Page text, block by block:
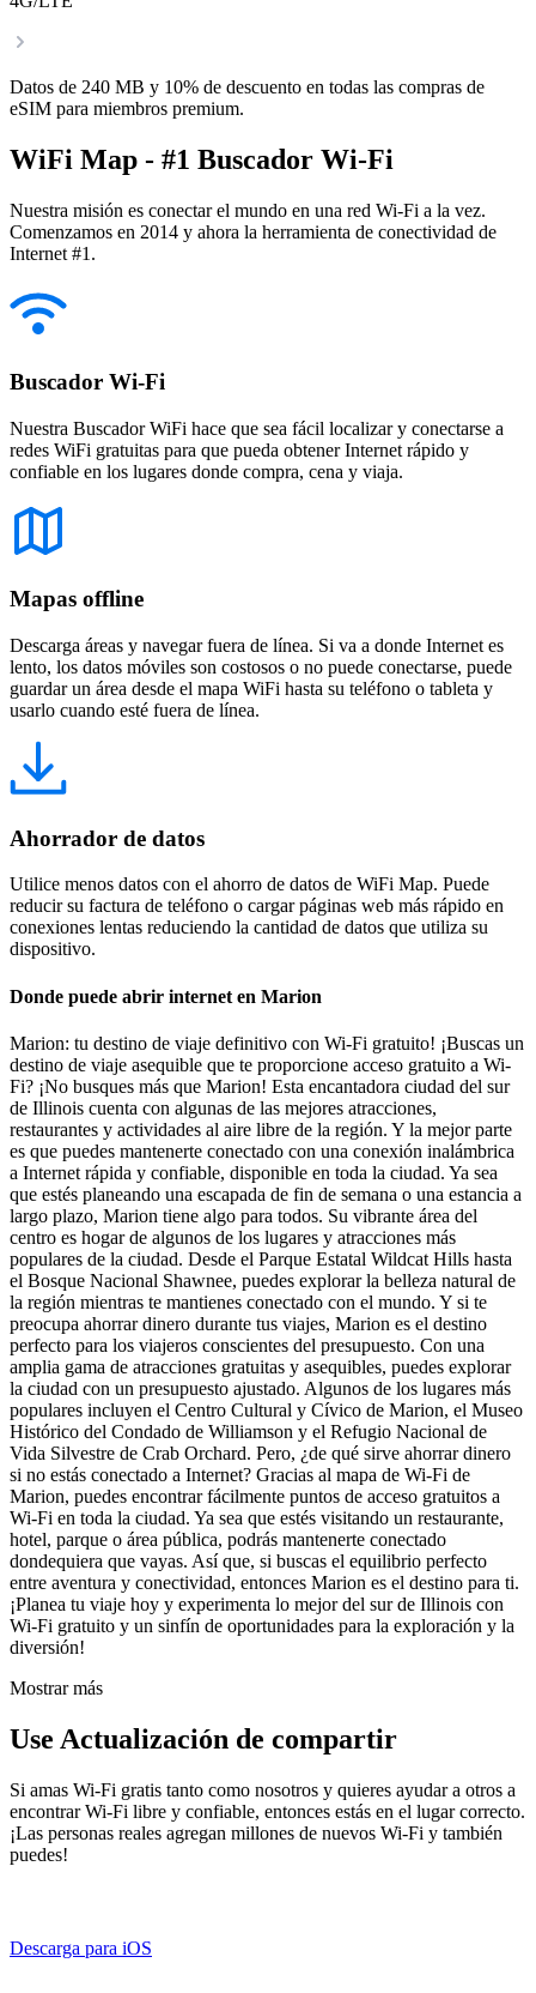
Datos de 240 MB y 10% de descuento en todas las compras de
eSIM para miembros premium.
WiFi Map - #1 Buscador Wi-Fi
Nuestra misión es conectar el mundo en una red Wi-Fi a la vez.
Comenzamos en 2014 y ahora la herramienta de conectividad de
Internet #1.
Buscador Wi-Fi
Nuestra Buscador WiFi hace que sea fácil localizar y conectarse a
redes WiFi gratuitas para que pueda obtener Internet rápido y
confiable en los lugares donde compra, cena y viaja.
Mapas offline
Descarga áreas y navegar fuera de línea. Si va a donde Internet es
lento, los datos móviles son costosos o no puede conectarse, puede
guardar un área desde el mapa WiFi hasta su teléfono o tableta y
usarlo cuando esté fuera de línea.
Ahorrador de datos
Utilice menos datos con el ahorro de datos de WiFi Map. Puede
reducir su factura de teléfono o cargar páginas web más rápido en
conexiones lentas reduciendo la cantidad de datos que utiliza su
dispositivo.
Donde puede abrir internet en Marion
Marion: tu destino de viaje definitivo con Wi-Fi gratuito! ¡Buscas un
destino de viaje asequible que te proporcione acceso gratuito a Wi-
Fi? ¡No busques más que Marion! Esta encantadora ciudad del sur
de Illinois cuenta con algunas de las mejores atracciones,
restaurantes y actividades al aire libre de la región. Y la mejor parte
es que puedes mantenerte conectado con una conexión inalámbrica
a Internet rápida y confiable, disponible en toda la ciudad. Ya sea
que estés planeando una escapada de fin de semana o una estancia a
largo plazo, Marion tiene algo para todos. Su vibrante área del
centro es hogar de algunos de los lugares y atracciones más
populares de la ciudad. Desde el Parque Estatal Wildcat Hills hasta
el Bosque Nacional Shawnee, puedes explorar la belleza natural de
la región mientras te mantienes conectado con el mundo. Y si te
preocupa ahorrar dinero durante tus viajes, Marion es el destino
perfecto para los viajeros conscientes del presupuesto. Con una
amplia gama de atracciones gratuitas y asequibles, puedes explorar
la ciudad con un presupuesto ajustado. Algunos de los lugares más
populares incluyen el Centro Cultural y Cívico de Marion, el Museo
Histórico del Condado de Williamson y el Refugio Nacional de
Vida Silvestre de Crab Orchard. Pero, ¿de qué sirve ahorrar dinero
si no estás conectado a Internet? Gracias al mapa de Wi-Fi de
Marion, puedes encontrar fácilmente puntos de acceso gratuitos a
Wi-Fi en toda la ciudad. Ya sea que estés visitando un restaurante,
hotel, parque o área pública, podrás mantenerte conectado
dondequiera que vayas. Así que, si buscas el equilibrio perfecto
entre aventura y conectividad, entonces Marion es el destino para ti.
¡Planea tu viaje hoy y experimenta lo mejor del sur de Illinois con
Wi-Fi gratuito y un sinfín de oportunidades para la exploración y la
diversión!
Mostrar más
Use Actualización de compartir
Si amas Wi-Fi gratis tanto como nosotros y quieres ayudar a otros a
encontrar Wi-Fi libre y confiable, entonces estás en el lugar correcto.
¡Las personas reales agregan millones de nuevos Wi-Fi y también
puedes!
Descarga para iOS